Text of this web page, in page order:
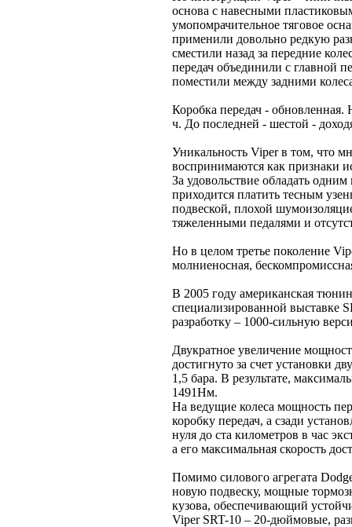
основа с навесными
умопомрачительное тяговое
применили довольно редкую
сместили назад за передние
передач объединили с главной
поместили между задними
Коробка передач -
ч. До последней - шестой -
Уникальность Viper в том, что
воспринимаются как признаки
За удовольствие обладать
приходится платить тесным
подвеской, плохой
тяжеленными педалями и
Но в целом третье поколение
молниеносная,
В 2005 году американская
специализированной выставке
разработку – 1000-сильную
Двукратное увеличение
достигнуто за счет установки
1,5 бара. В результате,
1491Нм.
На ведущие колеса мощность
коробку передач, а сзади
нуля до ста километров в час
а его максимальная скорость
Помимо силового агрегата
новую подвеску, мощные
кузова, обеспечивающий
Viper SRT-10 – 20-дюймовые,